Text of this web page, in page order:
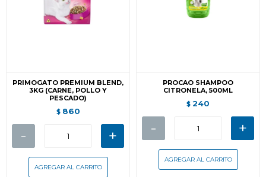
PRIMOGATO PREMIUM BLEND,
3KG (CARNE, POLLO Y
PESCADO)
$ 860
- +
PROCAO SHAMPOO
CITRONELA, 500ML
$ 240
- +